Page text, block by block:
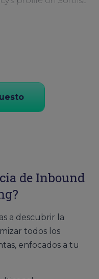
de Inbound
a descubrir la
todos los
enfocados a tu